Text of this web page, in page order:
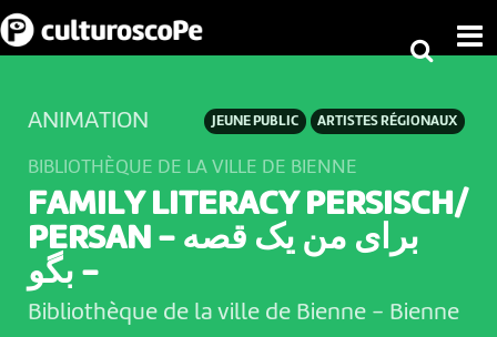
ARTISTES RÉGIONAUX
JEUNE PUBLIC
ANIMATION
BIBLIOTHÈQUE DE LA VILLE DE BIENNE
FAMILY LITERACY PERSISCH/
PERSAN - برای من یک قصه
بگو -
Bibliothèque de la ville de Bienne - Bienne